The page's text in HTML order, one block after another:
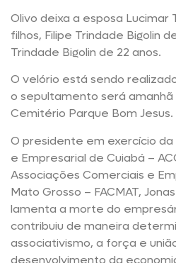
Olivo deixa a esposa Lucimar
filhos, Filipe Trindade Bigolin
Trindade Bigolin de 22 anos.
O velório está sendo
o sepultamento será amanhã
Cemitério Parque Bom Jesus.
O presidente em exercício
e Empresarial de Cuiabá –
Associações Comerciais e
Mato Grosso – FACMAT,
lamenta a morte do
contribuiu de maneira
associativismo, a força e
desenvolvimento da